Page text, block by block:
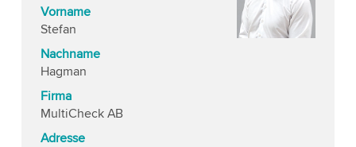
Vorname
Stefan
Nachname
Hagman
Firma
MultiCheck AB
Adresse